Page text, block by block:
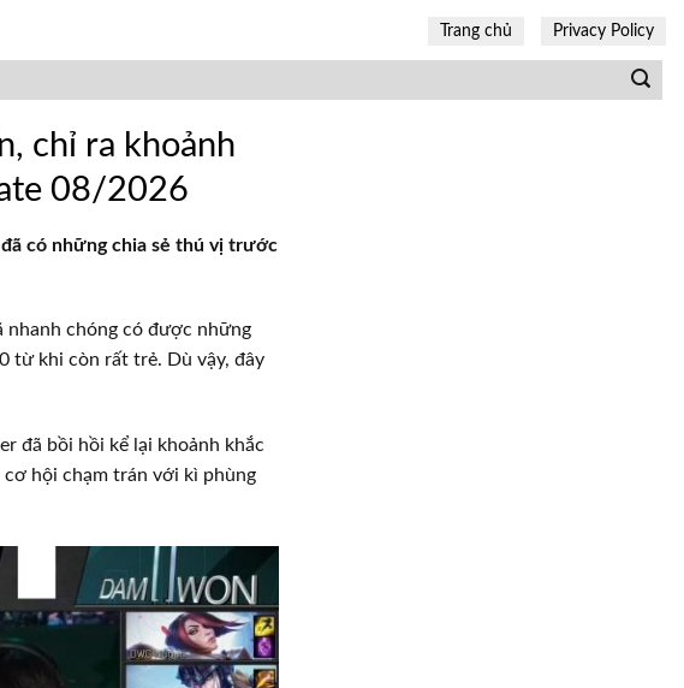
Trang chủ Privacy Policy
chỉ ra khoảnh
08/2026
có những chia sẻ thú vị trước
nhanh chóng có được những
từ khi còn rất trẻ. Dù vậy, đây
đã bồi hồi kể lại khoảnh khắc
hội chạm trán với kì phùng